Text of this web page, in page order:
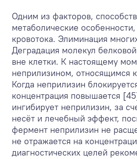
Одним из факторов,
метаболические
кровотока. Элиминация
Деградация молекул
вне клетки. К настоящему
неприлизином, относящимся
Когда неприлизин
концентрация повышается
ингибирует неприлизин, за
несёт и лечебный эффект,
фермент неприлизин не
не отражается на
диагностических целей